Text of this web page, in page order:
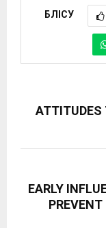
БӨЛІСУ
ATTITUDES
EARLY